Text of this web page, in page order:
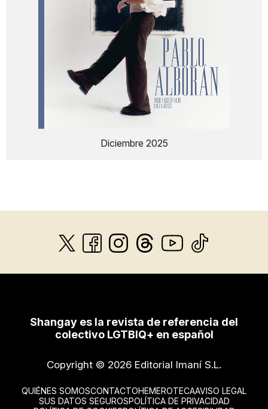
Diciembre 2025
Shangay es la revista de referencia del
colectivo LGTBIQ+ en español
Copyright © 2026 Editorial Imaní S.L.
QUIÉNES SOMOSCONTACTOHEMEROTECAAVISO LEGAL
SUS DATOS SEGUROSPOLÍTICA DE PRIVACIDAD